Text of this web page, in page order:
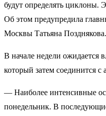
будут определять циклоны.
Об этом предупредила
Москвы Татьяна Позднякова.
В начале недели ожидается
который затем соединится с
— Наиболее интенсивные
понедельник. В